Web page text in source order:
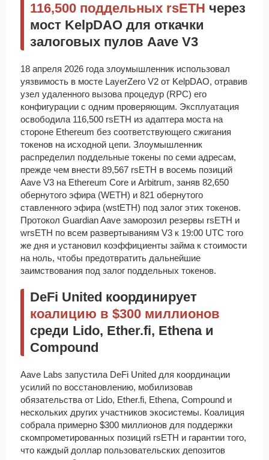
116,500 поддельных rsETH через
мост KelpDAO для откачки
залоговых пулов Aave V3
18 апреля 2026 года злоумышленник использовал
уязвимость в мосте LayerZero V2 от KelpDAO, отравив
узел удаленного вызова процедур (RPC) его
конфигурации с одним проверяющим. Эксплуатация
освободила 116,500 rsETH из адаптера моста на
стороне Ethereum без соответствующего сжигания
токенов на исходной цепи. Злоумышленник
распределил поддельные токены по семи адресам,
прежде чем внести 89,567 rsETH в восемь позиций
Aave V3 на Ethereum Core и Arbitrum, заняв 82,650
обернутого эфира (WETH) и 821 обернутого
ставленного эфира (wstETH) под залог этих токенов.
Протокол Guardian Aave заморозил резервы rsETH и
wrsETH по всем развертываниям V3 к 19:00 UTC того
же дня и установил коэффициенты займа к стоимости
на ноль, чтобы предотвратить дальнейшие
заимствования под залог поддельных токенов.
DeFi United координирует
коалицию в $300 миллионов
среди Lido, Ether.fi, Ethena и
Compound
Aave Labs запустила DeFi United для координации
усилий по восстановлению, мобилизовав
обязательства от Lido, Ether.fi, Ethena, Compound и
нескольких других участников экосистемы. Коалиция
собрала примерно $300 миллионов для поддержки
скомпрометированных позиций rsETH и гарантии того,
что каждый доллар пользовательских депозитов